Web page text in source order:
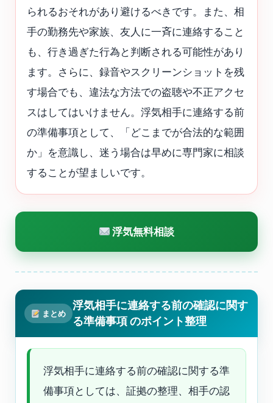
られるおそれがあり避けるべきです。また、相
手の勤務先や家族、友人に一斉に連絡すること
も、行き過ぎた行為と判断される可能性があり
ます。さらに、録音やスクリーンショットを残
す場合でも、違法な方法での盗聴や不正アクセ
スはしてはいけません。浮気相手に連絡する前
の準備事項として、「どこまでが合法的な範囲
か」を意識し、迷う場合は早めに専門家に相談
することが望ましいです。
浮気無料相談
まとめ
浮気相手に連絡する前の確認に関す
る準備事項 のポイント整理
浮気相手に連絡する前の確認に関する準
備事項としては、証拠の整理、相手の認